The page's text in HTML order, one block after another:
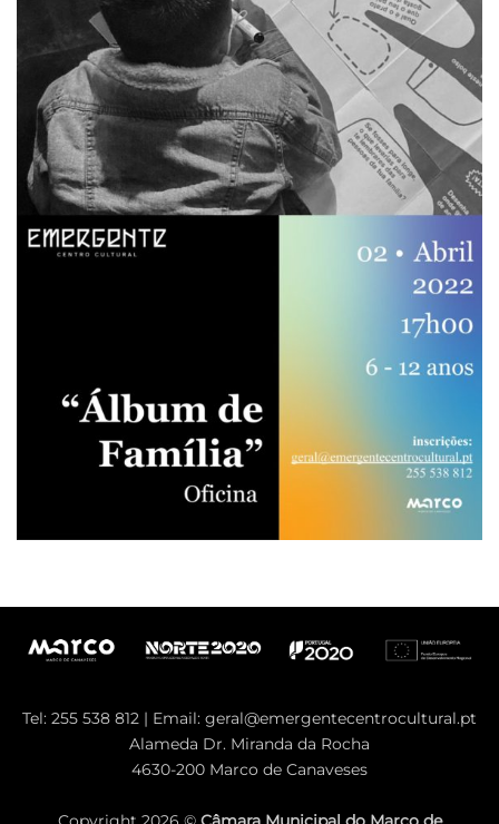
Tel: 255 538 812 | Email: geral@emergentecentrocultural.pt
Alameda Dr. Miranda da Rocha
4630-200 Marco de Canaveses